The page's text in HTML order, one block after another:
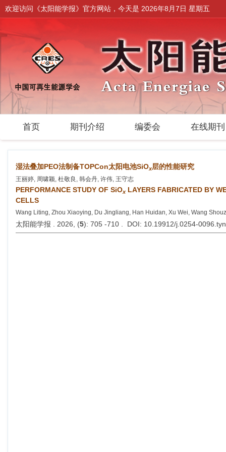
欢迎访问《太阳能学报》官方网站，今天是 2026年8月7日 星期五
首页 期刊介绍 编委会 在线期
湿法叠加PEO法制备TOPCon太阳电池SiOx层的性能研究
王丽婷, 周啸颖, 杜敬良, 韩会丹, 许伟, 王守志
PERFORMANCE STUDY OF SiOxLAYERS FABRICATED BY
CELLS
Wang Liting, Zhou Xiaoying, Du Jingliang, Han Huidan, Xu Wei, Wang
太阳能学报 . 2026, (5): 705 -710 . DOI: 10.19912/j.0254-